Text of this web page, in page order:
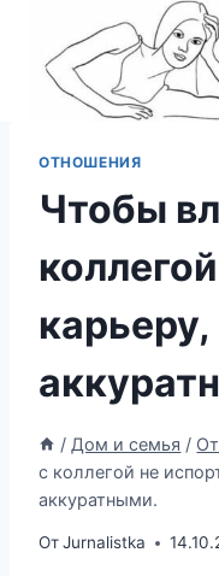
содержимому
ОТНОШЕНИЯ
Чтобы
/ Дом и семья /
с коллегой не
аккуратными.
ОтJurnalistka